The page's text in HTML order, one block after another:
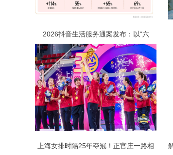
2026抖音生活服务通案发布：以“六
上海女排时隔25年夺冠！正官庄一路相